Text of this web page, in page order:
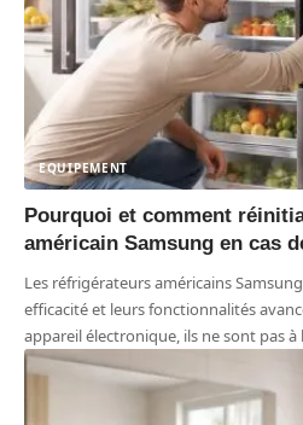
EQUIPEMENT
Pourquoi et comment
américain Samsung en cas
Les réfrigérateurs américains
efficacité et leurs fonctionnalités
appareil électronique, ils ne sont pas à